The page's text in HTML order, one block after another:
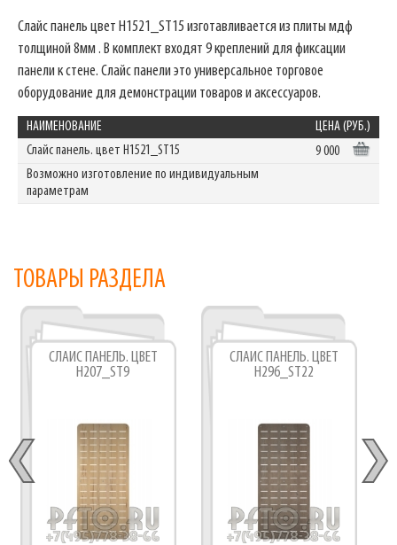
Слайс панель цвет H1521_ST15 изготавливается из плиты мдф
толщиной 8мм . В комплект входят 9 креплений для фиксации
панели к стене. Слайс панели это универсальное торговое
оборудование для демонстрации товаров и аксессуаров.
НАИМЕНОВАНИЕ
ЦЕНА (РУБ.)
Cлайс панель. цвет H1521_ST15
9 000
Возможно изготовление по индивидуальным
параметрам
ТОВАРЫ РАЗДЕЛА
СЛАЙС ПАНЕЛЬ. ЦВЕТ
H207_ST9
СЛАЙС ПАНЕЛЬ. ЦВЕТ
H296_ST22